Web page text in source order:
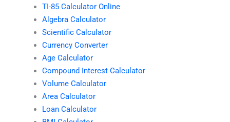
TI-85 Calculator Online
Algebra Calculator
Scientific Calculator
Currency Converter
Age Calculator
Compound Interest Calculator
Volume Calculator
Area Calculator
Loan Calculator